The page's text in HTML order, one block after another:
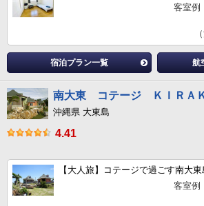
客室例
宿泊プラン一覧 航
南大東 コテージ ＫＩＲＡ
沖縄県 大東島
4.41
【大人旅】コテージで過ごす南大東
客室例